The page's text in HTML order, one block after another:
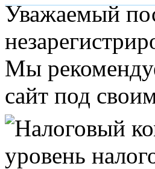
Уважаемый
Мы
сайт под